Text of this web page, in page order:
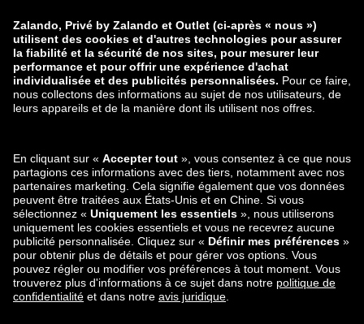
zalando-prive.es zalando-lounge.cz
zalando-lounge.lt zalando-lounge.sk
zalando-lounge.ro zalando-lounge.hr
zalando-lounge.lu zalando-lounge.ee
zalando-lounge.lv zalando-lounge.no
Retrouvez-nous
aussi sur